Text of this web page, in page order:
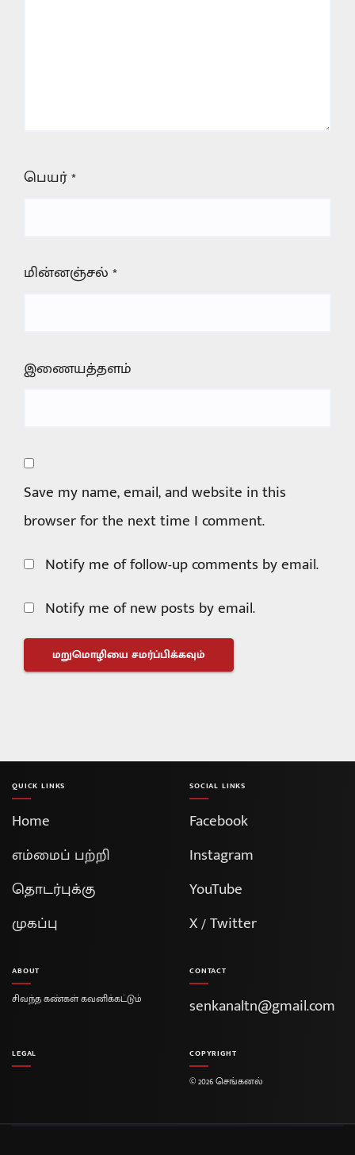
பெயர்*
மின்னஞ்சல்*
இணையத்தளம்
Save my name, email, and website in this
browser for the next time I comment.
Notify me of follow-up comments by email.
Notify me of new posts by email.
QUICK LINKS
Home
எம்மைப் பற்றி
தொடர்புக்கு
முகப்பு
SOCIAL LINKS
Facebook
Instagram
YouTube
X / Twitter
ABOUT
சிவந்த கண்கள் கவனிக்கட்டும்
CONTACT
senkanaltn@gmail.com
LEGAL COPYRIGHT
© 2026 செங்கனல்